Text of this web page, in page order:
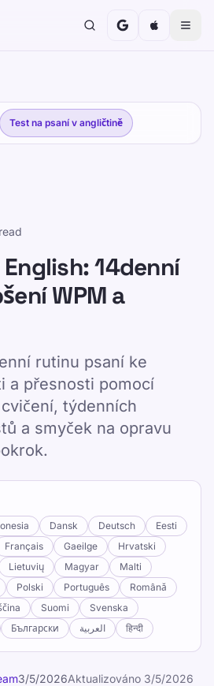
Test na psaní v angličtině
14denní
WPM a
rutinu psaní ke
a přesnosti pomocí
týdenních
a smyček na opravu
Dansk Deutsch
Eesti
Français Gaeilge
Hrvatski
Lietuvių Magyar
Malti
Polski Português
Română
Suomi
Svenska
Български العربية हिन्दी
3/5/2026Aktualizováno 3/5/2026